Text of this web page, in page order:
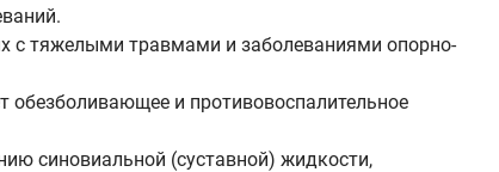
с тяжелыми травмами и заболеваниями опорно-
обезболивающее и противовоспалительное
синовиальной (суставной) жидкости,